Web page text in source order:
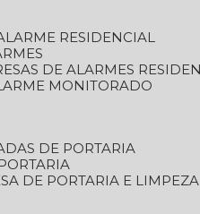
RESIDENCIAL
DE ALARMES
MONITORADO
DE PORTARIA
DE PORTARIA E LIMPEZA